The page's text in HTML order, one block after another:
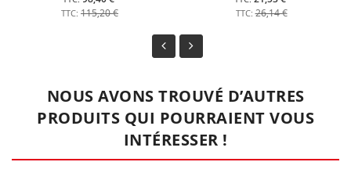
115,20 € 26,14 €
NOUS AVONS TROUVÉ D’AUTRES
PRODUITS QUI POURRAIENT VOUS
INTÉRESSER !